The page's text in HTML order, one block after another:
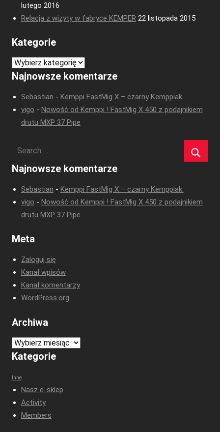
lutego 2016
Relacja z wizyty w fabryce KEMPER 22 listopada 2015
Kategorie
Kategorie
Najnowsze komentarze
Sebastian - Kemppi FastMig X – czarny Kemppiak.
vigo - Nowość od Kemppi ! FastMig X 450 z podajnikiem
drutu MXP 37 Pipe
Najnowsze komentarze
Sebastian - Kemppi FastMig X – czarny Kemppiak.
vigo - Nowość od Kemppi ! FastMig X 450 z podajnikiem
drutu MXP 37 Pipe
Meta
Zaloguj się
Kanał wpisów
Kanał komentarzy
WordPress.org
Archiwa
Archiwa
Kategorie
Inne
Nasz e-sklep
Activity
Members